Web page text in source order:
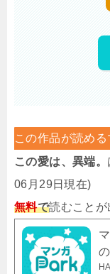
この作品が読める
この愛は、異端。
06月29日現在)
無料で読むことが